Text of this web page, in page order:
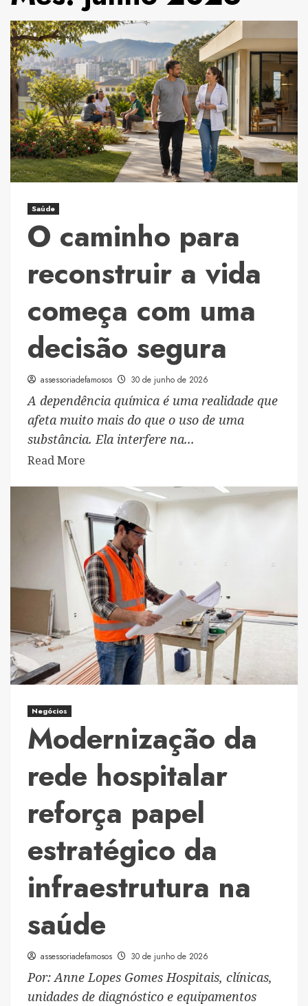
Saúde
O caminho para
reconstruir a vida
começa com uma
decisão segura
assessoriadefamosos 30 de junho de 2026
A dependência química é uma realidade que
afeta muito mais do que o uso de uma
substância. Ela interfere na...
Read More
about
O
caminho
para
reconstruir
a
vida
começa
com
uma
decisão
segura
Negócios
Modernização da
rede hospitalar
reforça papel
estratégico da
infraestrutura na
saúde
assessoriadefamosos 30 de junho de 2026
Por: Anne Lopes Gomes Hospitais, clínicas,
unidades de diagnóstico e equipamentos